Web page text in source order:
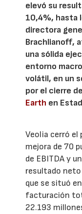
elevó su
10,4%, hasta
directora
Brachlianoff,
una sólida
entorno
volátil, en un
por el cierre
Earth en
Veolia cerró el
mejora de 70
de EBITDA y
resultado
que se situó
facturación
22.193